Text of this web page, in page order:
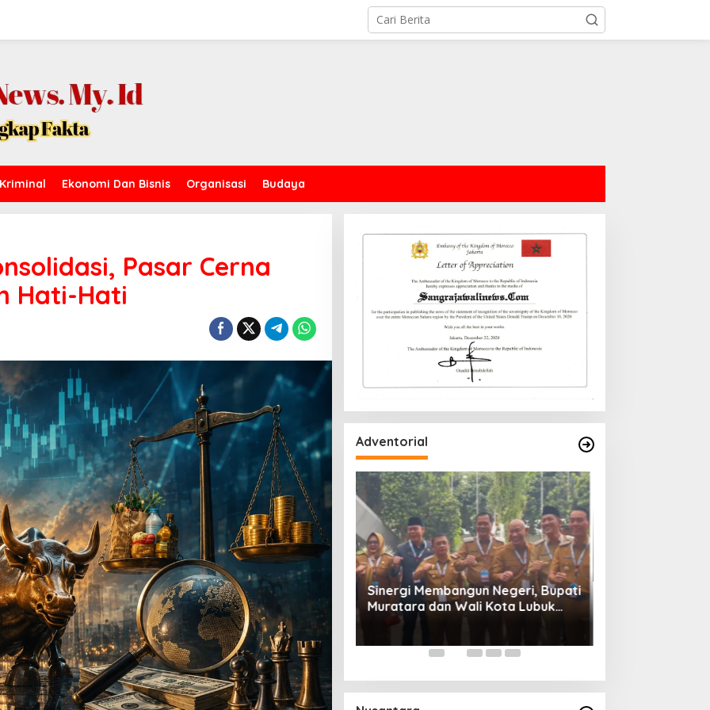
Ekonomi Dan Bisnis Organisasi Budaya
Pasar Cerna
Hati-Hati
Adventorial
Polsek Celala Gotong Royong
Meunasah dan Pembuatan Sumur
Bor Bantuan Kapolres Aceh
Tengah di Kuyun Uken
Sinergi Membangun Negeri, Bupati
Muratara dan Wali Kota Lubuk
Linggau Hadiri Rakornas 2026 Di